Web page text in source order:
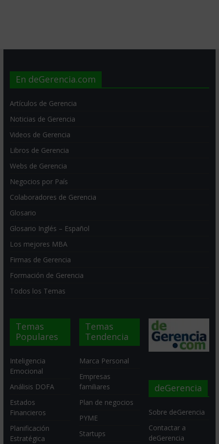
En deGerencia.com
Artículos de Gerencia
Noticias de Gerencia
Videos de Gerencia
Libros de Gerencia
Webs de Gerencia
Negocios por País
Colaboradores de Gerencia
Glosario
Glosario Inglés – Español
Los mejores MBA
Firmas de Gerencia
Formación de Gerencia
Todos los Temas
Temas
Populares
Inteligencia
Emocional
Análisis DOFA
Estados
Financieros
Planificación
Estratégica
Temas
Tendencia
Marca Personal
Empresas
familiares
Plan de negocios
PYME
Startups
deGerencia
Sobre deGerencia
Contactar a
deGerencia